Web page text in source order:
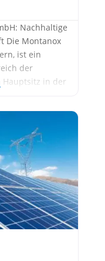
Nachhaltige
Die Montanox
ist ein
der
Hauptsitz in der
um nachhaltige
für Privat-